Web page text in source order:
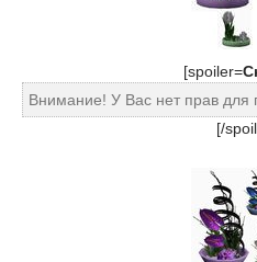
[spoiler=
Внимание! У Вас нет прав для
[/